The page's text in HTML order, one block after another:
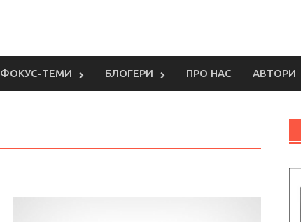
ФОКУС-ТЕМИ БЛОГЕРИ ПРО НАС АВТОРИ